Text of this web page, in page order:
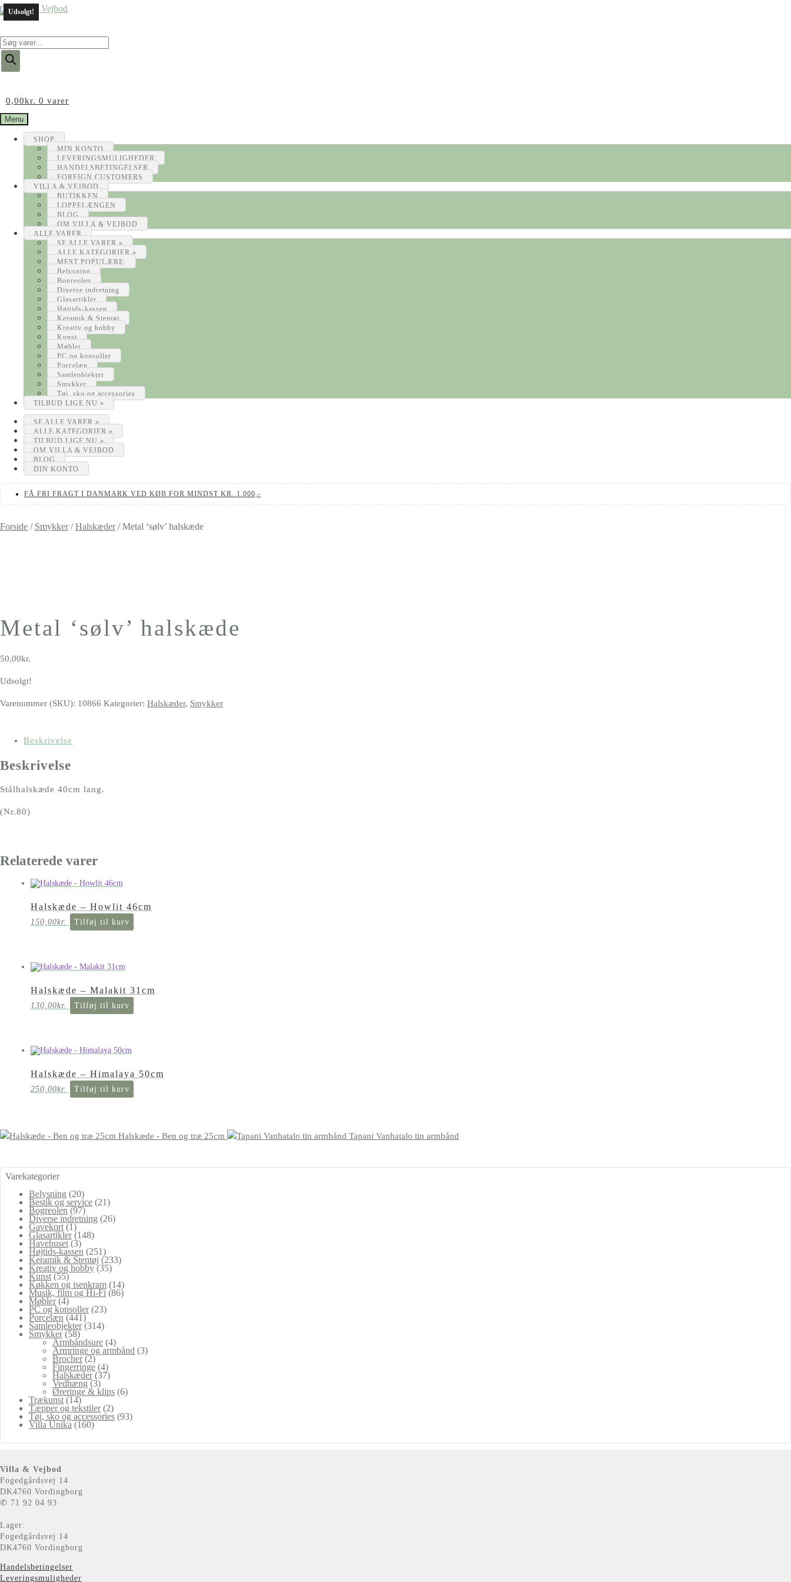
Products
search
0,00kr. 0 varer
Menu
SHOP
MIN KONTO
LEVERINGSMULIGHEDER
HANDELSBETINGELSER
FOREIGN CUSTOMERS
VILLA & VEJBOD
BUTIKKEN
LOPPELÆNGEN
BLOG
OM VILLA & VEJBOD
ALLE VARER
SE ALLE VARER »
ALLE KATEGORIER »
MEST POPULÆRE:
Belysning
Bogreolen
Diverse indretning
Glasartikler
Højtids-kassen
Keramik & Stentøj
Kreativ og hobby
Kunst
Møbler
PC og konsoller
Porcelæn
Samleobjekter
Smykker
Tøj, sko og accessories
TILBUD LIGE NU »
SE ALLE VARER »
ALLE KATEGORIER »
TILBUD LIGE NU »
OM VILLA & VEJBOD
BLOG
DIN KONTO
FÅ FRI FRAGT I DANMARK VED KØB FOR MINDST KR. 1.000,-
Forside / Smykker/Halskæder/Metal ‘sølv’ halskæde
Udsolgt!
Metal ‘sølv’ halskæde
50,00kr.
Udsolgt!
Varenummer (SKU): 10866 Kategorier: Halskæder, Smykker
Beskrivelse
Beskrivelse
Stålhalskæde 40cm lang.
(Nr.80)
Relaterede varer
Halskæde – Howlit 46cm
150,00kr. Tilføj til kurv
Halskæde – Malakit 31cm
130,00kr. Tilføj til kurv
Halskæde – Himalaya 50cm
250,00kr. Tilføj til kurv
Halskæde - Ben og træ 25cm Tapani Vanhatalo tin armbånd
Varekategorier
Belysning (20)
Bestik og service (21)
Bogreolen (97)
Diverse indretning (26)
Gavekort (1)
Glasartikler (148)
Havehuset (3)
Højtids-kassen (251)
Keramik & Stentøj (233)
Kreativ og hobby (35)
Kunst (55)
Køkken og isenkram (14)
Musik, film og Hi-Fi (86)
Møbler (4)
PC og konsoller (23)
Porcelæn (441)
Samleobjekter (314)
Smykker (58)
Armbåndsure (4)
Armringe og armbånd (3)
Brocher (2)
Fingerringe (4)
Halskæder (37)
Vedhæng (3)
Øreringe & klips (6)
Trækunst (14)
Tæpper og tekstiler (2)
Tøj, sko og accessories (93)
Villa Unika (160)
Villa & Vejbod
Fogedgårdsvej 14
DK4760 Vordingborg
✆ 71 92 04 93
Lager:
Fogedgårdsvej 14
DK4760 Vordingborg
Handelsbetingelser
Leveringsmuligheder